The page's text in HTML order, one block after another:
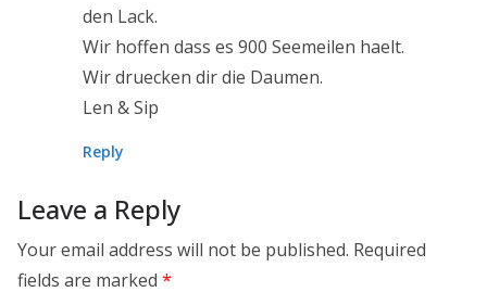
den Lack.
Wir hoffen dass es 900 Seemeilen haelt.
Wir druecken dir die Daumen.
Len & Sip
Reply
Leave a Reply
Your email address will not be published. Required
fields are marked *